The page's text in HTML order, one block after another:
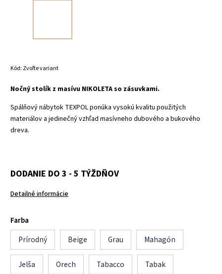
Kód: Zvoľte variant
Nočný stolík z masívu NIKOLETA so zásuvkami.
Spálňový nábytok TEXPOL ponúka vysokú kvalitu použitých
materiálov a jedinečný vzhľad masívneho dubového a bukového
dreva.
DODANIE DO 3 - 5 TÝŽDŇOV
Detailné informácie
Farba
Prírodný
Beige Grau Mahagón
Jelša Orech Tabacco Tabak